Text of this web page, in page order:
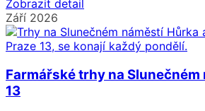
Zobrazit detail
Září 2026
Farmářské trhy na Slunečném
13